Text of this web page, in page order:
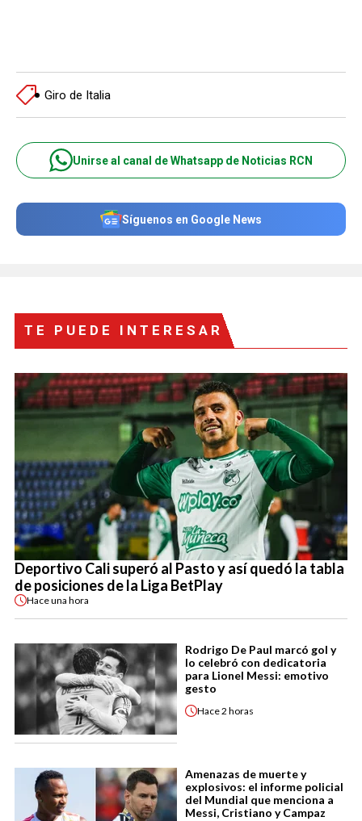
Giro de Italia
Unirse al canal de Whatsapp de Noticias RCN
Síguenos en Google News
TE PUEDE INTERESAR
Deportivo Cali superó al Pasto y así quedó la tabla
de posiciones de la Liga BetPlay
Haceuna hora
Rodrigo De Paul marcó gol y
lo celebró con dedicatoria
para Lionel Messi: emotivo
gesto
Hace2 horas
Amenazas de muerte y
explosivos: el informe policial
del Mundial que menciona a
Messi, Cristiano y Campaz